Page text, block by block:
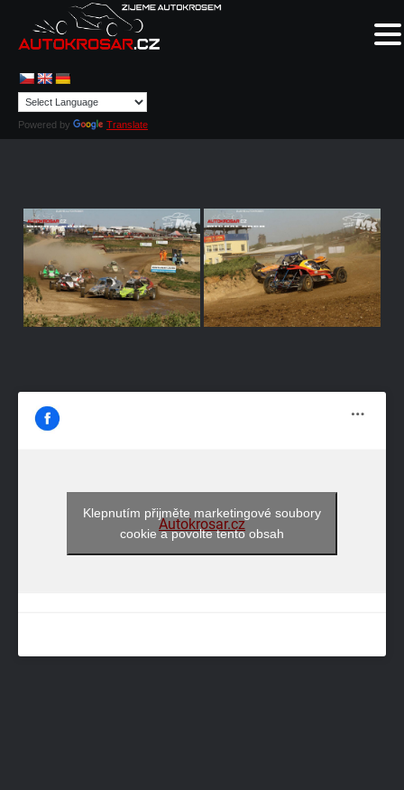
Powered by Translate
Autokrosar.cz
Klepnutím přijměte marketingové soubory
cookie a povolte tento obsah